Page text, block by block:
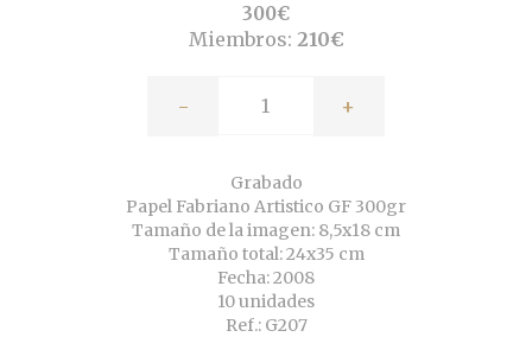
300€
Miembros: 210€
- +
Grabado
Papel Fabriano Artistico GF 300gr
Tamaño de la imagen: 8,5x18 cm
Tamaño total: 24x35 cm
Fecha: 2008
10 unidades
Ref.: G207